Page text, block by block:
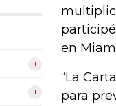
en
“La
para